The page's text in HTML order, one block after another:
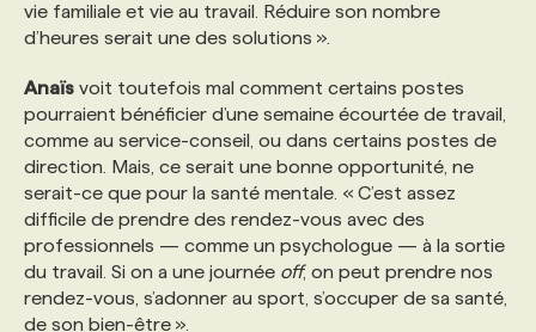
vie familiale et vie au travail. Réduire son nombre
d’heures serait une des solutions ».
Anaïs voit toutefois mal comment certains postes
pourraient bénéficier d’une semaine écourtée de travail,
comme au service-conseil, ou dans certains postes de
direction. Mais, ce serait une bonne opportunité, ne
serait-ce que pour la santé mentale. « C’est assez
difficile de prendre des rendez-vous avec des
professionnels — comme un psychologue — à la sortie
du travail. Si on a une journée off, on peut prendre nos
rendez-vous, s’adonner au sport, s’occuper de sa santé,
de son bien-être ».